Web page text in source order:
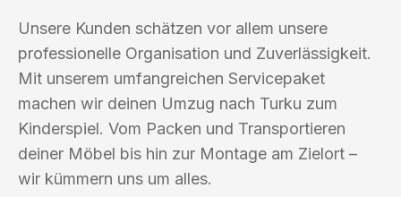
Unsere Kunden schätzen vor allem unsere
professionelle Organisation und Zuverlässigkeit.
Mit unserem umfangreichen Servicepaket
machen wir deinen Umzug nach Turku zum
Kinderspiel. Vom Packen und Transportieren
deiner Möbel bis hin zur Montage am Zielort –
wir kümmern uns um alles.